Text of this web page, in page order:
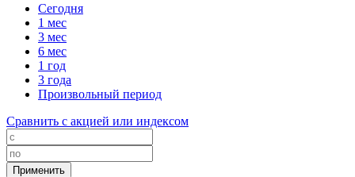
Сегодня
1 мес
3 мес
6 мес
1 год
3 года
Произвольный период
Сравнить с акцией или индексом